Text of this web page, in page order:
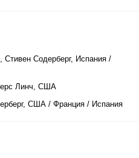
, Стивен Содерберг, Испания /
Линч, США
США / Франция / Испания